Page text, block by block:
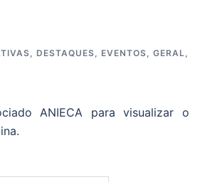
, DESTAQUES, EVENTOS, GERAL,
ANIECA para visualizar o